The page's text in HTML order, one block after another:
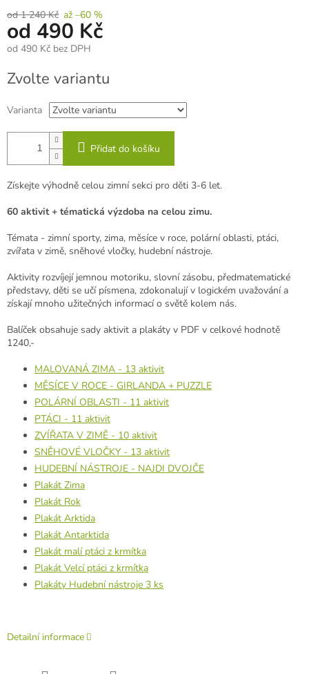
od 1 240 Kč až –60 %
od 490 Kč
od 490 Kč bez DPH
cena:
Zvolte variantu
Varianta
Přidat do košíku
Získejte výhodně celou zimní sekci pro děti 3-6 let.
60 aktivit + tématická výzdoba na celou zimu.
Témata - zimní sporty, zima, měsíce v roce, polární oblasti, ptáci,
zvířata v zimě, sněhové vločky, hudební nástroje.
Aktivity rozvíjejí jemnou motoriku, slovní zásobu, předmatematické
představy, děti se učí písmena, zdokonalují v logickém uvažování a
získají mnoho užitečných informací o světě kolem nás.
Balíček obsahuje sady aktivit a plakáty v PDF v celkové hodnotě
1240,-
MALOVANÁ ZIMA - 13 aktivit
MĚSÍCE V ROCE - GIRLANDA + PUZZLE
POLÁRNÍ OBLASTI - 11 aktivit
PTÁCI - 11 aktivit
ZVÍŘATA V ZIMĚ - 10 aktivit
SNĚHOVÉ VLOČKY - 13 aktivit
HUDEBNÍ NÁSTROJE - NAJDI DVOJČE
Plakát Zima
Plakát Rok
Plakát Arktida
Plakát Antarktida
Plakát malí ptáci z krmítka
Plakát Velcí ptáci z krmítka
Plakáty Hudební nástroje 3 ks
Detailní informace